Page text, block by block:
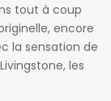
tout à coup
encore
la sensation de
les